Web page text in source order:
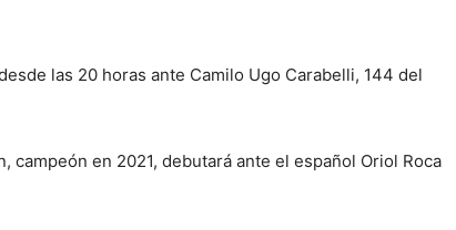
las 20 horas ante Camilo Ugo Carabelli, 144 del
campeón en 2021, debutará ante el español Oriol Roca